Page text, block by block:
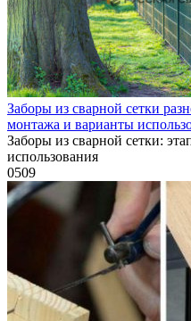
Заборы из сварной сетки
монтажа и варианты
Заборы из сварной сетки:
использования
0509